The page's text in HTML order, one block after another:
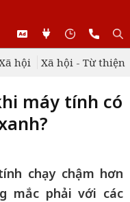
hội Xã hội - Từ thiện
máy tính có
chạy chậm hơn
mắc phải với các